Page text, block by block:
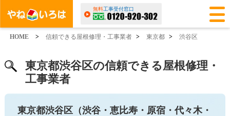
無料工事受付窓口
HOME > 信頼できる屋根修理・工事業者 > 東京都 > 渋谷区
東京都渋谷区の信頼できる屋根修理・
工事業者
東京都渋谷区（渋谷・恵比寿・原宿・代々木・